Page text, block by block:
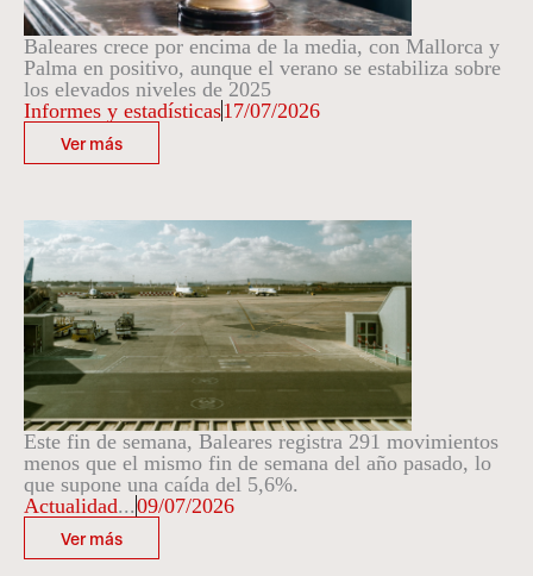
Baleares crece por encima de la media, con Mallorca y
Palma en positivo, aunque el verano se estabiliza sobre
los elevados niveles de 2025
Informes y estadísticas17/07/2026
Ver más
Este fin de semana, Baleares registra 291 movimientos
menos que el mismo fin de semana del año pasado, lo
que supone una caída del 5,6%.
Actualidad...09/07/2026
Ver más